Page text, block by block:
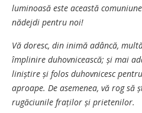
luminoasă este această
nădejdi pentru noi!
Vă doresc, din inimă adâncă,
împlinire duhovnicească; și mai
liniștire și folos duhovnicesc
aproape. De asemenea, vă rog să
rugăciunile fraților și prietenilor.